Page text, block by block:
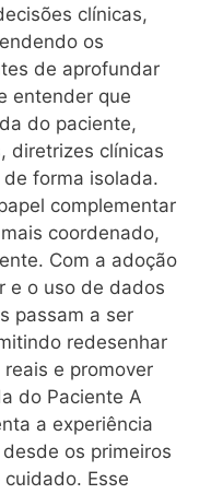
clínicas,
os
de aprofundar
entender que
do paciente,
diretrizes clínicas
forma isolada.
complementar
coordenado,
Com a adoção
e o uso de dados
passam a ser
redesenhar
e promover
do Paciente A
a experiência
os primeiros
Esse